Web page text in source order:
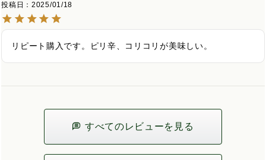
投稿日
2025/01/18
リピート購入です。ピリ辛、コリコリが美味しい。
すべてのレビューを見る